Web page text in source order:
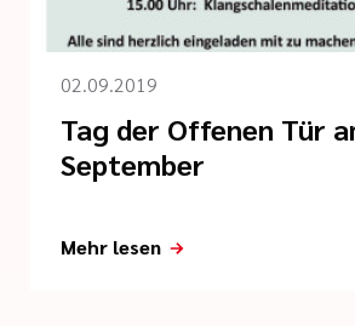
02.09.2019
Tag der Offenen Tür
September
Mehr lesen